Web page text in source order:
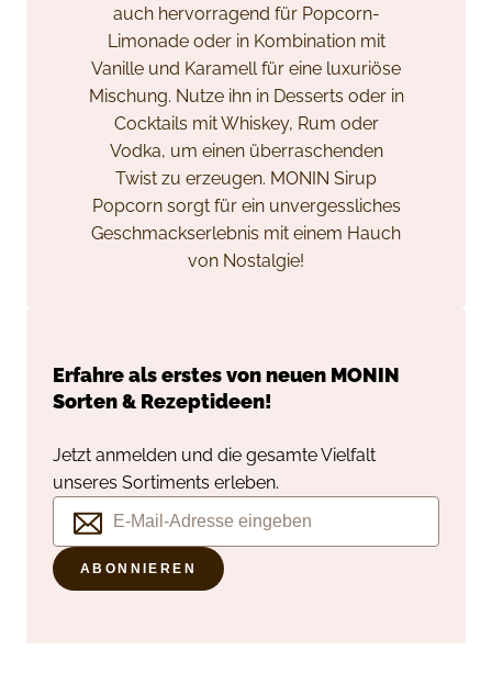
auch hervorragend für Popcorn-
Limonade oder in Kombination mit
Vanille und Karamell für eine luxuriöse
Mischung. Nutze ihn in Desserts oder in
Cocktails mit Whiskey, Rum oder
Vodka, um einen überraschenden
Twist zu erzeugen. MONIN Sirup
Popcorn sorgt für ein unvergessliches
Geschmackserlebnis mit einem Hauch
von Nostalgie!
Erfahre als erstes von neuen MONIN
Sorten & Rezeptideen!
Jetzt anmelden und die gesamte Vielfalt
unseres Sortiments erleben.
ABONNIEREN